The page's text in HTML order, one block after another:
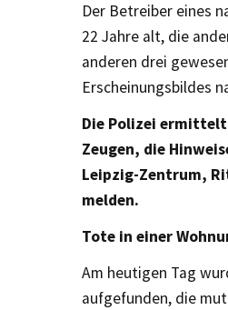
Der Betreiber eines
22 Jahre alt, die
anderen drei
Erscheinungsbildes
Die Polizei
Zeugen, die
Leipzig-Zentrum,
melden.
Tote in einer
Am heutigen Tag
aufgefunden, die